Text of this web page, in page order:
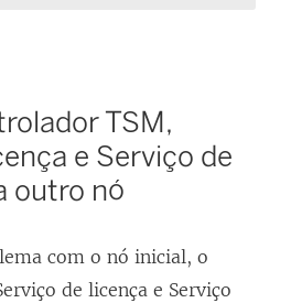
TSM,
e Serviço de
outro nó
com o nó inicial, o
de licença e Serviço